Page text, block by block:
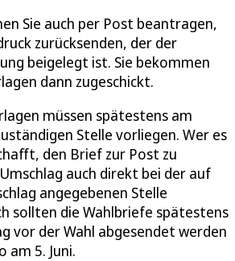
Sie auch per Post beantragen,
zurücksenden, der der
beigelegt ist. Sie bekommen
dann zugeschickt.
müssen spätestens am
Stelle vorliegen. Wer es
den Brief zur Post zu
auch direkt bei der auf
angegebenen Stelle
sollten die Wahlbriefe spätestens
vor der Wahl abgesendet werden
am 5. Juni.